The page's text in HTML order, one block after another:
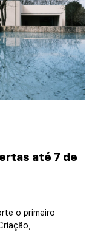
até 7 de
o primeiro